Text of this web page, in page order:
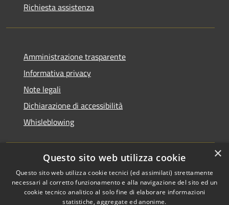
Richiesta assistenza
Amministrazione trasparente
Informativa privacy
Note legali
Dichiarazione di accessibilità
Whisleblowing
RSS
Accessibilità
Privacy
Copyright © 2026 • Comune di
Foggia • Powered by
Municipium
Accesso
×
Questo sito web utilizza cookie
Questo sito web utilizza cookie tecnici (ed assimilati) strettamente
necessari al corretto funzionamento e alla navigazione del sito ed un
cookie tecnico analitico al solo fine di elaborare informazioni
statistiche, aggregate ed anonime.